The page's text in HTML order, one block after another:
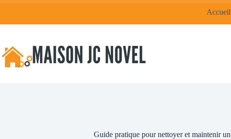
Accueil
Guide pratique pour nettoyer et maintenir